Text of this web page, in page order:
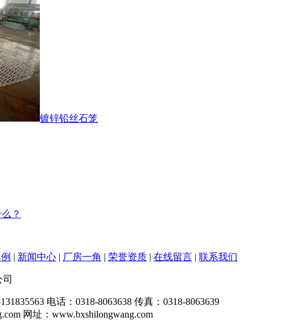
镀锌铅丝石笼
？
| 新闻中心 | 厂房一角 | 荣誉资质 | 在线留言 | 联系我们
电话：0318-8063638 传真：0318-8063639
网址：www.bxshilongwang.com